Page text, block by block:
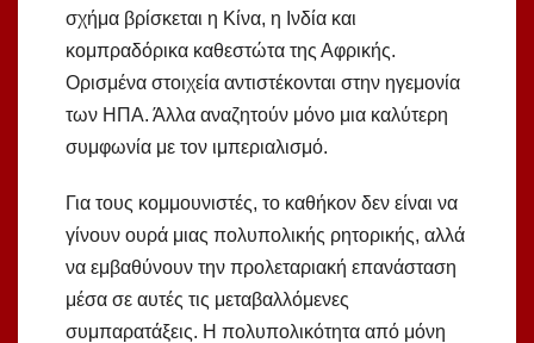
σχήμα βρίσκεται η Κίνα, η Ινδία και
κομπραδόρικα καθεστώτα της Αφρικής.
Ορισμένα στοιχεία αντιστέκονται στην ηγεμονία
των ΗΠΑ. Άλλα αναζητούν μόνο μια καλύτερη
συμφωνία με τον ιμπεριαλισμό.
Για τους κομμουνιστές, το καθήκον δεν είναι να
γίνουν ουρά μιας πολυπολικής ρητορικής, αλλά
να εμβαθύνουν την προλεταριακή επανάσταση
μέσα σε αυτές τις μεταβαλλόμενες
συμπαρατάξεις. Η πολυπολικότητα από μόνη